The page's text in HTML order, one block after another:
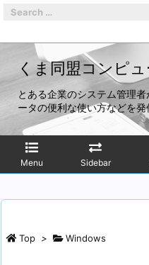
くま同盟コンピ
とある企業のシステム管理
ータの便利な使い方などを発
Menu Sidebar
Top > Windows